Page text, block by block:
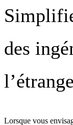
des
Lorsque vous